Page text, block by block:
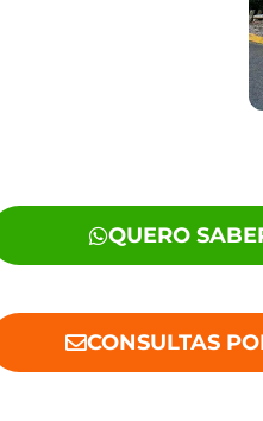
QUERO
CONSULTAS